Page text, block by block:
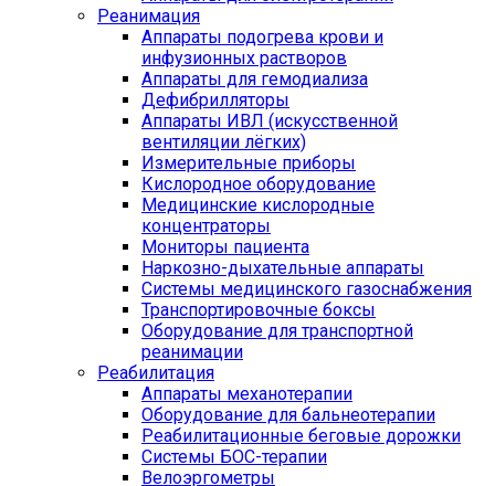
Реанимация
Аппараты подогрева крови и
инфузионных растворов
Аппараты для гемодиализа
Дефибрилляторы
Аппараты ИВЛ (искусственной
вентиляции лёгких)
Измерительные приборы
Кислородное оборудование
Медицинские кислородные
концентраторы
Мониторы пациента
Наркозно-дыхательные аппараты
Системы медицинского газоснабжения
Транспортировочные боксы
Оборудование для транспортной
реанимации
Реабилитация
Аппараты механотерапии
Оборудование для бальнеотерапии
Реабилитационные беговые дорожки
Системы БОС-терапии
Велоэргометры